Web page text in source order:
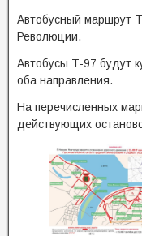
Автобусный маршрут
Революции.
Автобусы Т-97 будут
оба направления.
На перечисленных
действующих